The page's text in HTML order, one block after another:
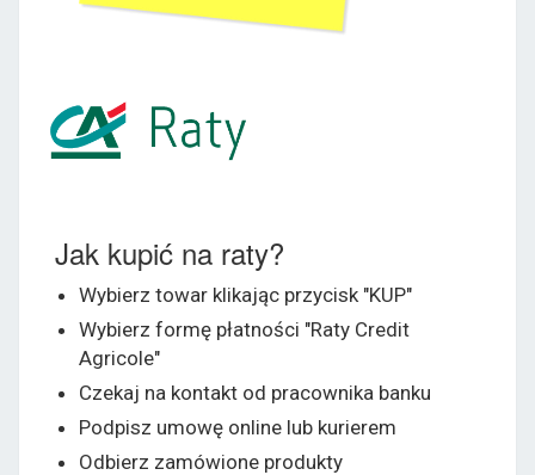
Jak kupić na raty?
Wybierz towar klikając przycisk "KUP"
Wybierz formę płatności "Raty Credit
Agricole"
Czekaj na kontakt od pracownika banku
Podpisz umowę online lub kurierem
Odbierz zamówione produkty